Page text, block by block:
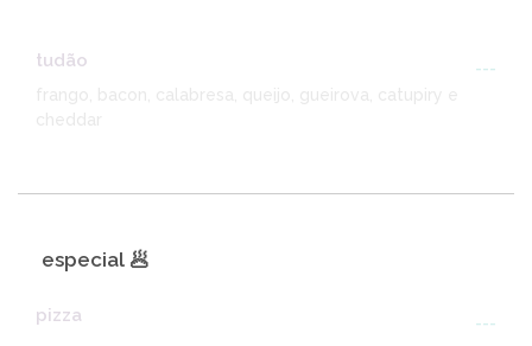
tudão
---
frango, bacon, calabresa, queijo, gueirova, catupiry e
cheddar
especial 🥟
pizza ---